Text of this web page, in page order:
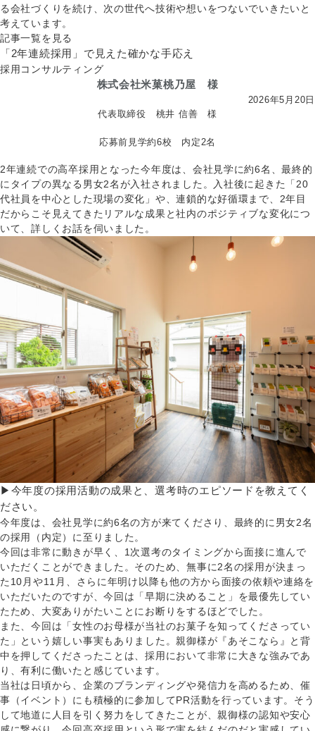
る会社づくりを続け、次の世代へ技術や想いをつないでいきたいと
考えています。
記事一覧を見る
「2年連続採用」で見えた確かな手応え
採用コンサルティング
株式会社米菓桃乃屋 様
2026年5月20日
代表取締役 桃井 信善 様
応募前見学約6校 内定2名
2年連続での高卒採用となった今年度は、会社見学に約6名、最終的
にタイプの異なる男女2名が入社されました。入社後に起きた「20
代社員を中心とした現場の変化」や、連鎖的な好循環まで、2年目
だからこそ見えてきたリアルな成果と社内のポジティブな変化につ
いて、詳しくお話を伺いました。
▶今年度の採用活動の成果と、選考時のエピソードを教えてく
ださい。
今年度は、会社見学に約6名の方が来てくださり、最終的に男女2名
の採用（内定）に至りました。
今回は非常に動きが早く、1次選考のタイミングから面接に進んで
いただくことができました。そのため、無事に2名の採用が決まっ
た10月や11月、さらに年明け以降も他の方から面接の依頼や連絡を
いただいたのですが、今回は「早期に決めること」を最優先してい
たため、大変ありがたいことにお断りをするほどでした。
また、今回は「女性のお母様が当社のお菓子を知ってくださってい
た」という嬉しい事実もありました。親御様が『あそこなら』と背
中を押してくださったことは、採用において非常に大きな強みであ
り、有利に働いたと感じています。
当社は日頃から、企業のブランディングや発信力を高めるため、催
事（イベント）にも積極的に参加してPR活動を行っています。そう
して地道に人目を引く努力をしてきたことが、親御様の認知や安心